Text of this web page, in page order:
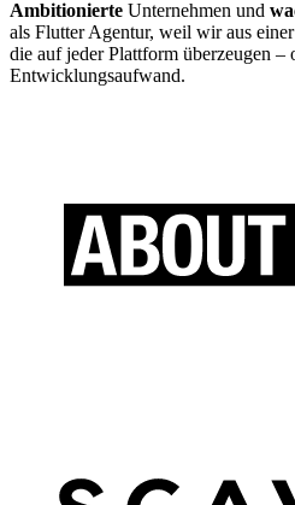
Ambitionierte Unternehmen und
als Flutter Agentur, weil wir aus
die auf jeder Plattform überzeugen –
Entwicklungsaufwand.